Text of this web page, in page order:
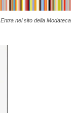
Entra nel sito della Modateca